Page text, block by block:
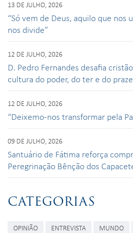
13 DE JULHO, 2026
“Só vem de Deus, aquilo que nos
nos divide”
12 DE JULHO, 2026
D. Pedro Fernandes desafia
cultura do poder, do ter e do
12 DE JULHO, 2026
“Deixemo-nos transformar pela
09 DE JULHO, 2026
Santuário de Fátima reforça
Peregrinação Bênção dos
CATEGORIAS
OPINIÃO ENTREVISTA MUNDO